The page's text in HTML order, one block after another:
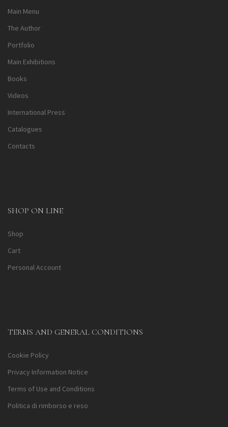
Main Menu
The Author
Portfolio
Main Exhibitions
Books
Videos
International Press
Catalogues
Contacts
SHOP ON LINE
Shop
Cart
Personal Account
TERMS AND GENERAL CONDITIONS
Cookie Policy
Privacy Information Notice
Terms of Use and Conditions
Politica di rimborso e reso